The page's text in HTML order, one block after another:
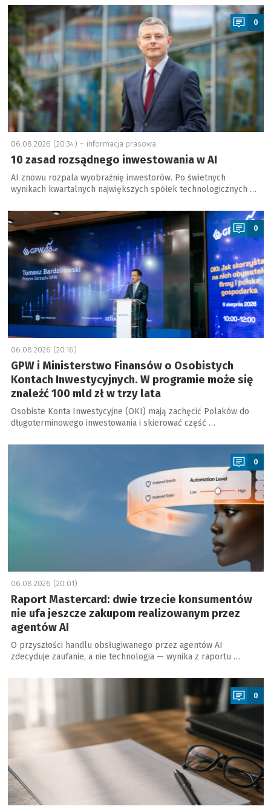
a
0
06.08.2026 (20:34) – informacja prasowa
10 zasad rozsądnego inwestowania w AI
AI znowu rozpala wyobraźnię inwestorów. Po świetnych
wynikach kwartalnych największych spółek technologicznych …
a
0
06.08.2026 (20:16)
GPW i Ministerstwo Finansów o Osobistych
Kontach Inwestycyjnych. W programie może się
znaleźć 100 mld zł w trzy lata
Osobiste Konta Inwestycyjne (OKI) mają zachęcić Polaków do
długoterminowego inwestowania i skierować część …
a
0
06.08.2026 (20:01)
Raport Mastercard: dwie trzecie konsumentów
nie ufa jeszcze zakupom realizowanym przez
agentów AI
O przyszłości handlu obsługiwanego przez agentów AI
zdecyduje zaufanie, a nie technologia — wynika z raportu …
a
0